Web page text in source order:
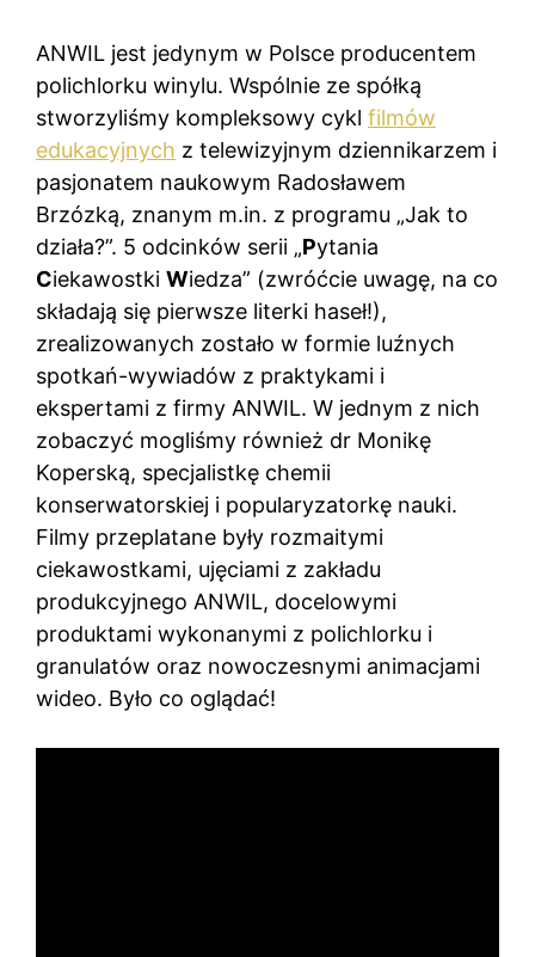
ANWIL jest jedynym w Polsce producentem
polichlorku winylu. Wspólnie ze spółką
stworzyliśmy kompleksowy cykl filmów
edukacyjnych z telewizyjnym dziennikarzem i
pasjonatem naukowym Radosławem
Brzózką, znanym m.in. z programu „Jak to
działa?”. 5 odcinków serii „Pytania
Ciekawostki Wiedza” (zwróćcie uwagę, na co
składają się pierwsze literki haseł!),
zrealizowanych zostało w formie luźnych
spotkań-wywiadów z praktykami i
ekspertami z firmy ANWIL. W jednym z nich
zobaczyć mogliśmy również dr Monikę
Koperską, specjalistkę chemii
konserwatorskiej i popularyzatorkę nauki.
Filmy przeplatane były rozmaitymi
ciekawostkami, ujęciami z zakładu
produkcyjnego ANWIL, docelowymi
produktami wykonanymi z polichlorku i
granulatów oraz nowoczesnymi animacjami
wideo. Było co oglądać!